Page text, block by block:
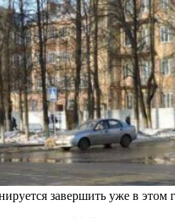
завершить уже в